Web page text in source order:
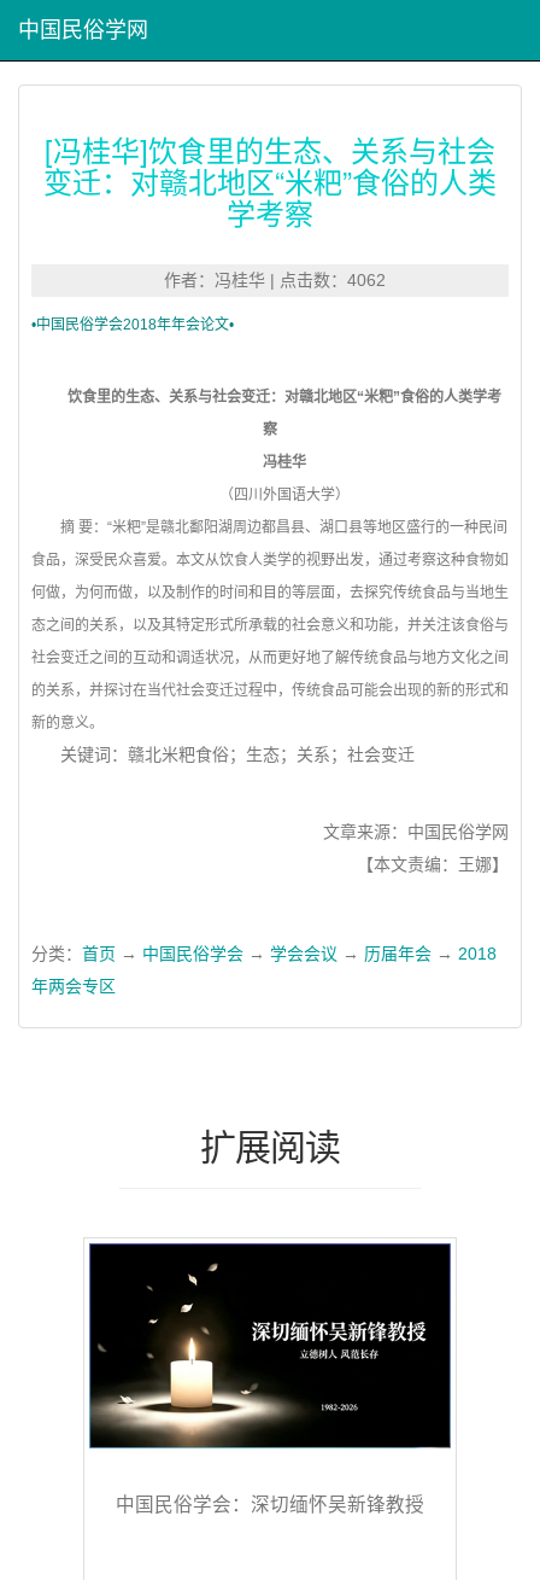
中国民俗学网
[冯桂华]饮食里的生态、关系与社会
变迁：对赣北地区“米粑”食俗的人类
学考察
作者：冯桂华 | 点击数：4062
•中国民俗学会2018年年会论文•
饮食里的生态、关系与社会变迁：对赣北地区“米粑”食俗的人类学考
察
冯桂华
（四川外国语大学）
摘 要：“米粑”是赣北鄱阳湖周边都昌县、湖口县等地区盛行的一种民间
食品，深受民众喜爱。本文从饮食人类学的视野出发，通过考察这种食物如
何做，为何而做，以及制作的时间和目的等层面，去探究传统食品与当地生
态之间的关系，以及其特定形式所承载的社会意义和功能，并关注该食俗与
社会变迁之间的互动和调适状况，从而更好地了解传统食品与地方文化之间
的关系，并探讨在当代社会变迁过程中，传统食品可能会出现的新的形式和
新的意义。
关键词：赣北米粑食俗；生态；关系；社会变迁
文章来源：中国民俗学网
【本文责编：王娜】
分类： 首页 → 中国民俗学会 → 学会会议 → 历届年会 → 2018
年两会专区
扩展阅读
中国民俗学会：深切缅怀吴新锋教授